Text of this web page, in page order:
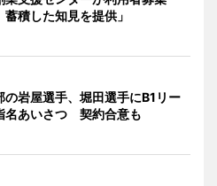
蓄積した知見を提供」
の岩屋選手、堀田選手にB1リー
名あいさつ 契約合意も